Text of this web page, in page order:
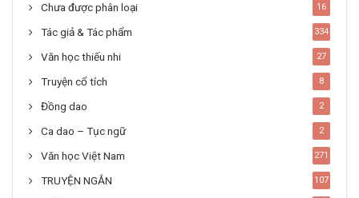
Chưa được phân loại 16
Tác giả & Tác phẩm 334
Văn học thiếu nhi 27
Truyện cổ tích 8
Đồng dao 2
Ca dao – Tục ngữ 2
Văn học Việt Nam 271
TRUYỆN NGẮN 107